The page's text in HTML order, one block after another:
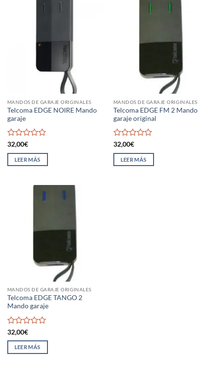
MANDOS DE GARAJE ORIGINALES
Telcoma EDGE NOIRE Mando
garaje
Valorado
con
de
32,00€
LEER MÁS
MANDOS DE GARAJE ORIGINALES
Telcoma EDGE FM 2 Mando
garaje original
Valorado
con
de
32,00€
LEER MÁS
MANDOS DE GARAJE ORIGINALES
Telcoma EDGE TANGO 2
Mando garaje
Valorado
con
de
32,00€
LEER MÁS